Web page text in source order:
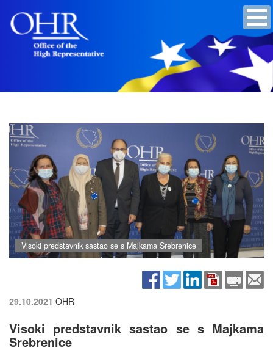
Visoki predstavnik sastao se s Majkama Srebrenice
29.10.2021 OHR
Visoki predstavnik sastao se s Majkama
Srebrenice